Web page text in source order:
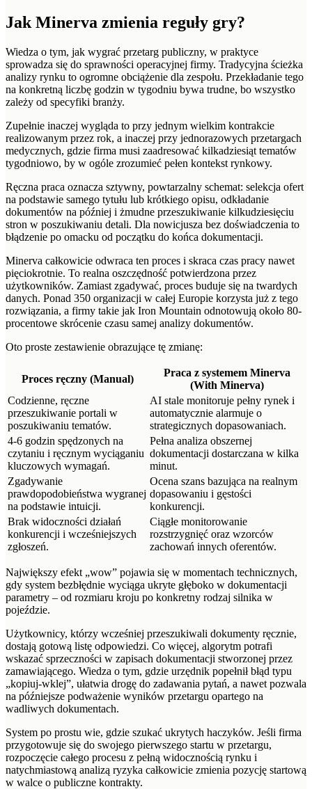
Jak Minerva zmienia reguły gry?
Wiedza o tym, jak wygrać przetarg publiczny, w praktyce
sprowadza się do sprawności operacyjnej firmy. Tradycyjna ścieżka
analizy rynku to ogromne obciążenie dla zespołu. Przekładanie tego
na konkretną liczbę godzin w tygodniu bywa trudne, bo wszystko
zależy od specyfiki branży.
Zupełnie inaczej wygląda to przy jednym wielkim kontrakcie
realizowanym przez rok, a inaczej przy jednorazowych przetargach
medycznych, gdzie firma musi zaadresować kilkadziesiąt tematów
tygodniowo, by w ogóle zrozumieć pełen kontekst rynkowy.
Ręczna praca oznacza sztywny, powtarzalny schemat: selekcja ofert
na podstawie samego tytułu lub krótkiego opisu, odkładanie
dokumentów na później i żmudne przeszukiwanie kilkudziesięciu
stron w poszukiwaniu detali. Dla nowicjusza bez doświadczenia to
błądzenie po omacku od początku do końca dokumentacji.
Minerva całkowicie odwraca ten proces i skraca czas pracy nawet
pięciokrotnie. To realna oszczędność potwierdzona przez
użytkowników. Zamiast zgadywać, proces buduje się na twardych
danych. Ponad 350 organizacji w całej Europie korzysta już z tego
rozwiązania, a firmy takie jak Iron Mountain odnotowują około 80-
procentowe skrócenie czasu samej analizy dokumentów.
Oto proste zestawienie obrazujące tę zmianę:
Proces ręczny (Manual)
Praca z systemem Minerva
(With Minerva)
Codzienne, ręczne
przeszukiwanie portali w
poszukiwaniu tematów.
AI stale monitoruje pełny rynek i
automatycznie alarmuje o
strategicznych dopasowaniach.
4-6 godzin spędzonych na
czytaniu i ręcznym wyciąganiu
kluczowych wymagań.
Pełna analiza obszernej
dokumentacji dostarczana w kilka
minut.
Zgadywanie
prawdopodobieństwa wygranej
na podstawie intuicji.
Ocena szans bazująca na realnym
dopasowaniu i gęstości
konkurencji.
Brak widoczności działań
konkurencji i wcześniejszych
zgłoszeń.
Ciągłe monitorowanie
rozstrzygnięć oraz wzorców
zachowań innych oferentów.
Największy efekt „wow” pojawia się w momentach technicznych,
gdy system bezbłędnie wyciąga ukryte głęboko w dokumentacji
parametry – od rozmiaru kroju po konkretny rodzaj silnika w
pojeździe.
Użytkownicy, którzy wcześniej przeszukiwali dokumenty ręcznie,
dostają gotową listę odpowiedzi. Co więcej, algorytm potrafi
wskazać sprzeczności w zapisach dokumentacji stworzonej przez
zamawiającego. Wiedza o tym, gdzie urzędnik popełnił błąd typu
„kopiuj-wklej”, ułatwia drogę do zadawania pytań, a nawet pozwala
na późniejsze podważenie wyników przetargu opartego na
wadliwych dokumentach.
System po prostu wie, gdzie szukać ukrytych haczyków. Jeśli firma
przygotowuje się do swojego pierwszego startu w przetargu,
rozpoczęcie całego procesu z pełną widocznością rynku i
natychmiastową analizą ryzyka całkowicie zmienia pozycję startową
w walce o publiczne kontrakty.